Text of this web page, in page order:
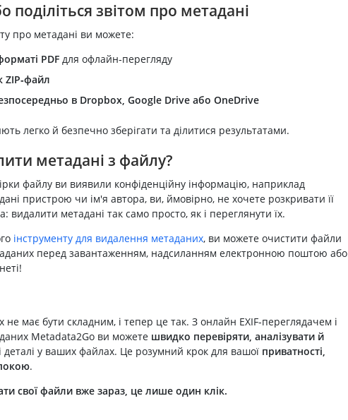
поділіться звітом про метадані
про метадані ви можете:
PDFдля офлайн‑перегляду
ZIP‑файл
в Dropbox, Google Drive або OneDrive
легко й безпечно зберігати та ділитися результатами.
метадані з файлу?
файлу ви виявили конфіденційну інформацію, наприклад
пристрою чи ім'я автора, ви, ймовірно, не хочете розкривати її
видалити метадані так само просто, як і переглянути їх.
інструменту для видалення метаданих, ви можете очистити файли
перед завантаженням, надсиланням електронною поштою або
не має бути складним, і тепер це так. З онлайн EXIF‑переглядачем і
Metadata2Go ви можете швидко перевіряти, аналізувати й
у ваших файлах. Це розумний крок для вашої приватності,
.
свої файли вже зараз, це лише один клік.